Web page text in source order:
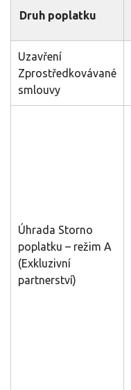
Druh poplatku
Uzavření
Zprostředkovávané
smlouvy
Úhrada Storno
poplatku – režim A
(Exkluzivní
partnerství)